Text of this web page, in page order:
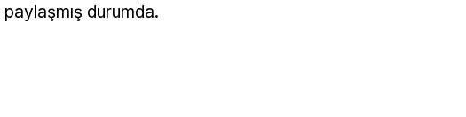
paylaşmış durumda.